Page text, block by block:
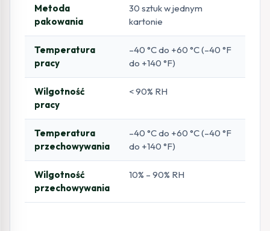
Metoda
pakowania
30 sztuk w jednym
kartonie
Temperatura
pracy
–40 °C do +60 °C (–40 °F
do +140 °F)
Wilgotność
pracy
< 90% RH
Temperatura
przechowywania
–40 °C do +60 °C (–40 °F
do +140 °F)
Wilgotność
przechowywania
10% – 90% RH